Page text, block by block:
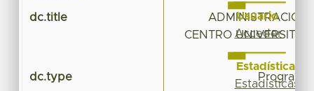
dc.title
ADMINISTRACIÓN
CENTRO
dc.type
Usuario
Acceder
Estadísticas
Estadísticas